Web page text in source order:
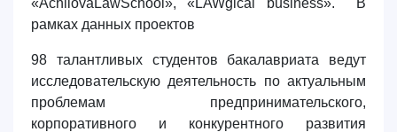
«AchilovaLawSchool», «LAWgical business». В
рамках данных проектов
98 талантливых студентов бакалавриата ведут
исследовательскую деятельность по актуальным
проблемам предпринимательского,
корпоративного и конкурентного развития